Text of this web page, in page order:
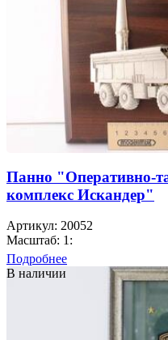
Панно "Оперативно-
комплекс Искандер"
Артикул: 20052
Масштаб: 1:
Подробнее
В наличии